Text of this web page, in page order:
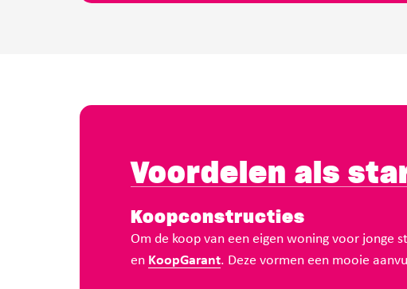
Voordelen als
Koopconstructies
Om de koop van een eigen woning voor jonge
en KoopGarant. Deze vormen een mooie